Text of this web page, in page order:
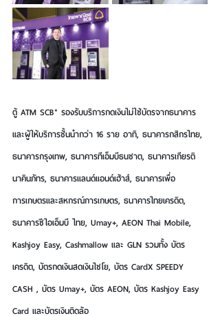
ตู้ ATM SCB* รองรับบริการกดเงินไม่ใช้บัตรจากธนาคาร
และผู้ให้บริการชั้นนำกว่า 16 ราย อาทิ, ธนาคารกสิกรไทย,
ธนาคารกรุงเทพ, ธนาคารทีเอ็มบีธนชาต, ธนาคารเกียรติ
นาคินภัทร, ธนาคารแลนด์แอนด์เฮ้าส์, ธนาคารเพื่อ
การเกษตรและสหกรณ์การเกษตร, ธนาคารไทยเครดิต,
ธนาคารซีไอเอ็มบี ไทย, Umay+, AEON Thai Mobile,
Kashjoy Easy, Cashmallow และ GLN รวมทั้ง บัตร
เครดิต, บัตรกดเงินสดเงินไชโย, บัตร CardX SPEEDY
CASH , บัตร Umay+, บัตร AEON, บัตร Kashjoy Easy
Card และบัตรเงินติดล้อ